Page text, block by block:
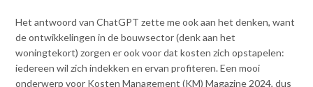
Het antwoord van ChatGPT zette me ook aan het denken, want
de ontwikkelingen in de bouwsector (denk aan het
woningtekort) zorgen er ook voor dat kosten zich opstapelen:
iedereen wil zich indekken en ervan profiteren. Een mooi
onderwerp voor Kosten Management (KM) Magazine 2024, dus
Zoek